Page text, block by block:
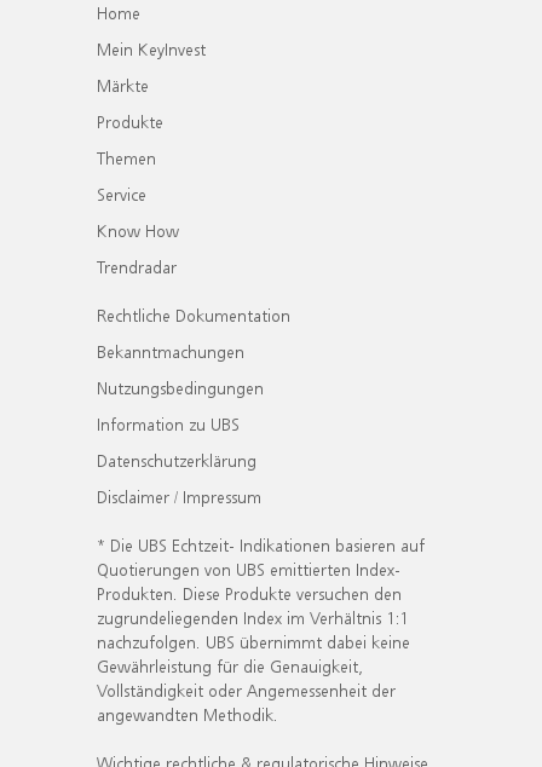
Home
Mein KeyInvest
Märkte
Produkte
Themen
Service
Know How
Trendradar
Rechtliche Dokumentation
Bekanntmachungen
Nutzungsbedingungen
Information zu UBS
Datenschutzerklärung
Disclaimer / Impressum
* Die UBS Echtzeit- Indikationen basieren auf
Quotierungen von UBS emittierten Index-
Produkten. Diese Produkte versuchen den
zugrundeliegenden Index im Verhältnis 1:1
nachzufolgen. UBS übernimmt dabei keine
Gewährleistung für die Genauigkeit,
Vollständigkeit oder Angemessenheit der
angewandten Methodik.